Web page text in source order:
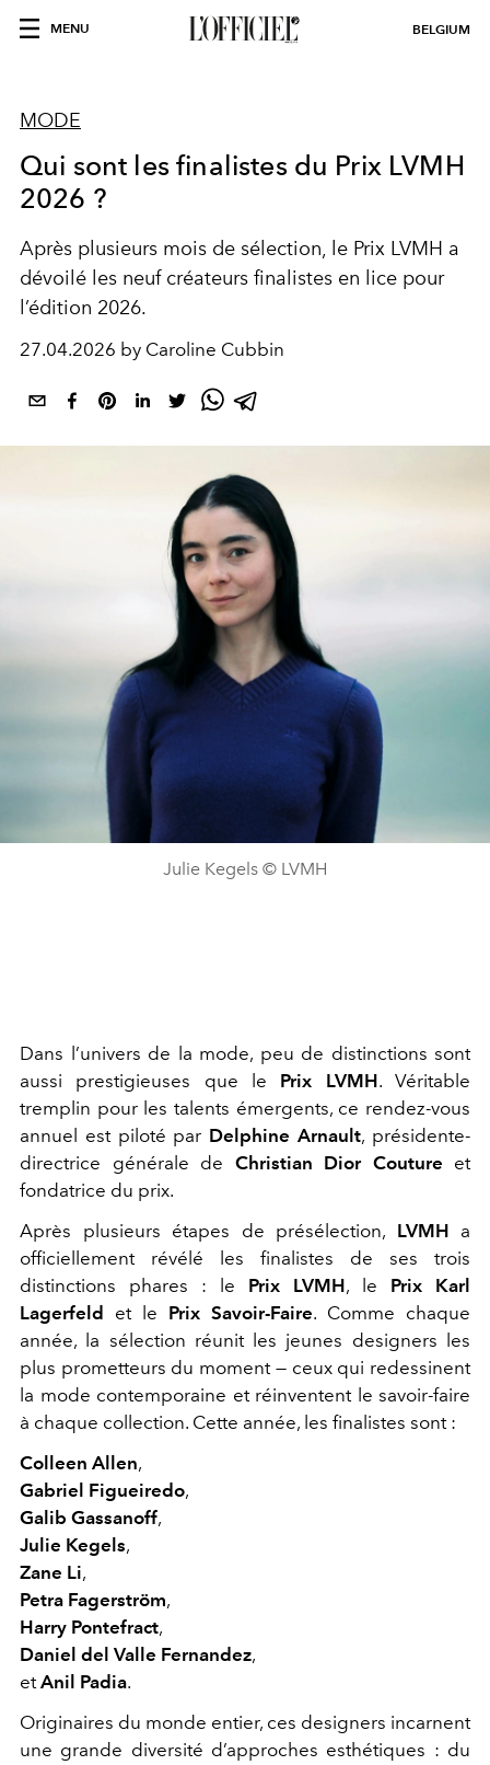
MENU BELGIUM
MODE
Qui sont les finalistes du Prix LVMH
2026 ?
Après plusieurs mois de sélection, le Prix LVMH a
dévoilé les neuf créateurs finalistes en lice pour
l’édition 2026.
27.04.2026 by Caroline Cubbin
Julie Kegels © LVMH
Dans l’univers de la mode, peu de distinctions sont
aussi prestigieuses que le Prix LVMH. Véritable
tremplin pour les talents émergents, ce rendez-vous
annuel est piloté par Delphine Arnault, présidente-
directrice générale de Christian Dior Couture et
fondatrice du prix.
Après plusieurs étapes de présélection, LVMH a
officiellement révélé les finalistes de ses trois
distinctions phares : le Prix LVMH, le Prix Karl
Lagerfeld
et le Prix Savoir-Faire. Comme chaque
année, la sélection réunit les jeunes designers les
plus prometteurs du moment — ceux qui redessinent
la mode contemporaine et réinventent le savoir-faire
à chaque collection. Cette année, les finalistes sont :
Colleen Allen,
Gabriel Figueiredo,
Galib Gassanoff,
Julie Kegels,
Zane Li,
Petra Fagerström,
Harry Pontefract,
Daniel del Valle Fernandez,
etAnil Padia.
Originaires du monde entier, ces designers incarnent
une grande diversité d’approches esthétiques : du